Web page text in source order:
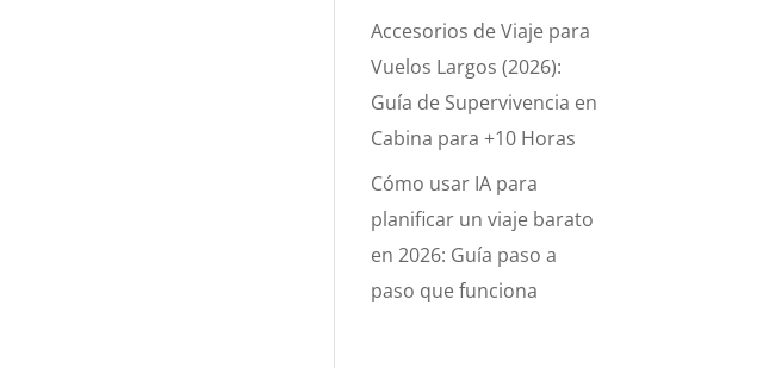
Accesorios de Viaje para
Vuelos Largos (2026):
Guía de Supervivencia en
Cabina para +10 Horas
Cómo usar IA para
planificar un viaje barato
en 2026: Guía paso a
paso que funciona